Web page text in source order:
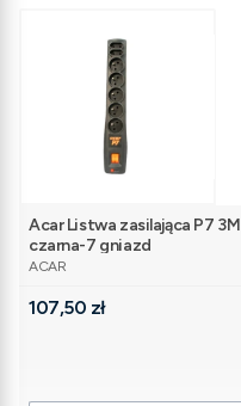
Acar Listwa zasilająca P7 3M
czarna-7 gniazd
PRODUCENT
ACAR
Cena
107,50 zł